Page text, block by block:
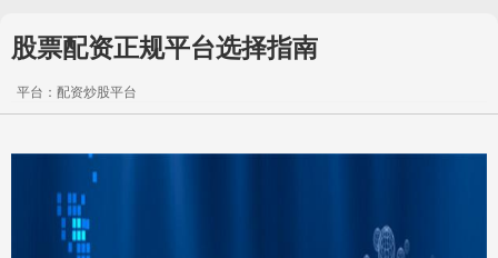
股票配资正规平台选择指南
平台：配资炒股平台